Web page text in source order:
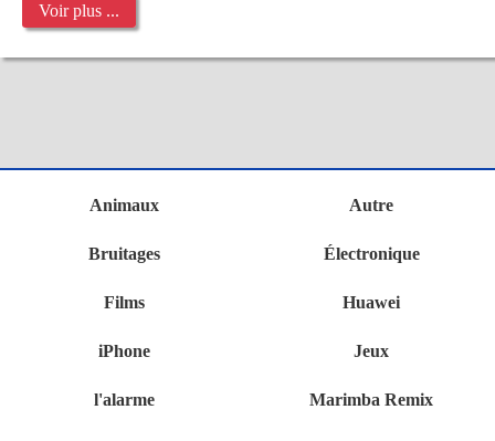
Voir plus ...
Animaux Autre
Bruitages Électronique
Films Huawei
iPhone Jeux
l'alarme Marimba Remix